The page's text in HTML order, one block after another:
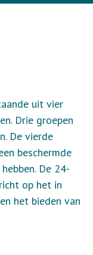
uit vier
Drie groepen
De vierde
beschermde
De 24-
op het in
het bieden van